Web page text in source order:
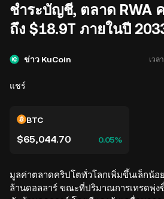
ชำระบัญชี, ตลาด RWA
ถึง $18.9T ภายในปี
ข่าว KuCoin เวล
แชร์
BTC
$65,044.70 0.05%
มูลค่าตลาดคริปโตทั่วโลกเพิ่มขึ้นเล็กน้อ
ล้านดอลลาร์ ขณะที่ปริมาณการเทรดพุ่ง